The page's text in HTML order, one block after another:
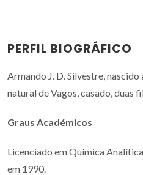
PERFIL BIOGRÁFICO
Armando J. D. Silvestre, nascido
natural de Vagos, casado, duas
Graus Académicos
Licenciado em Química
em 1990.